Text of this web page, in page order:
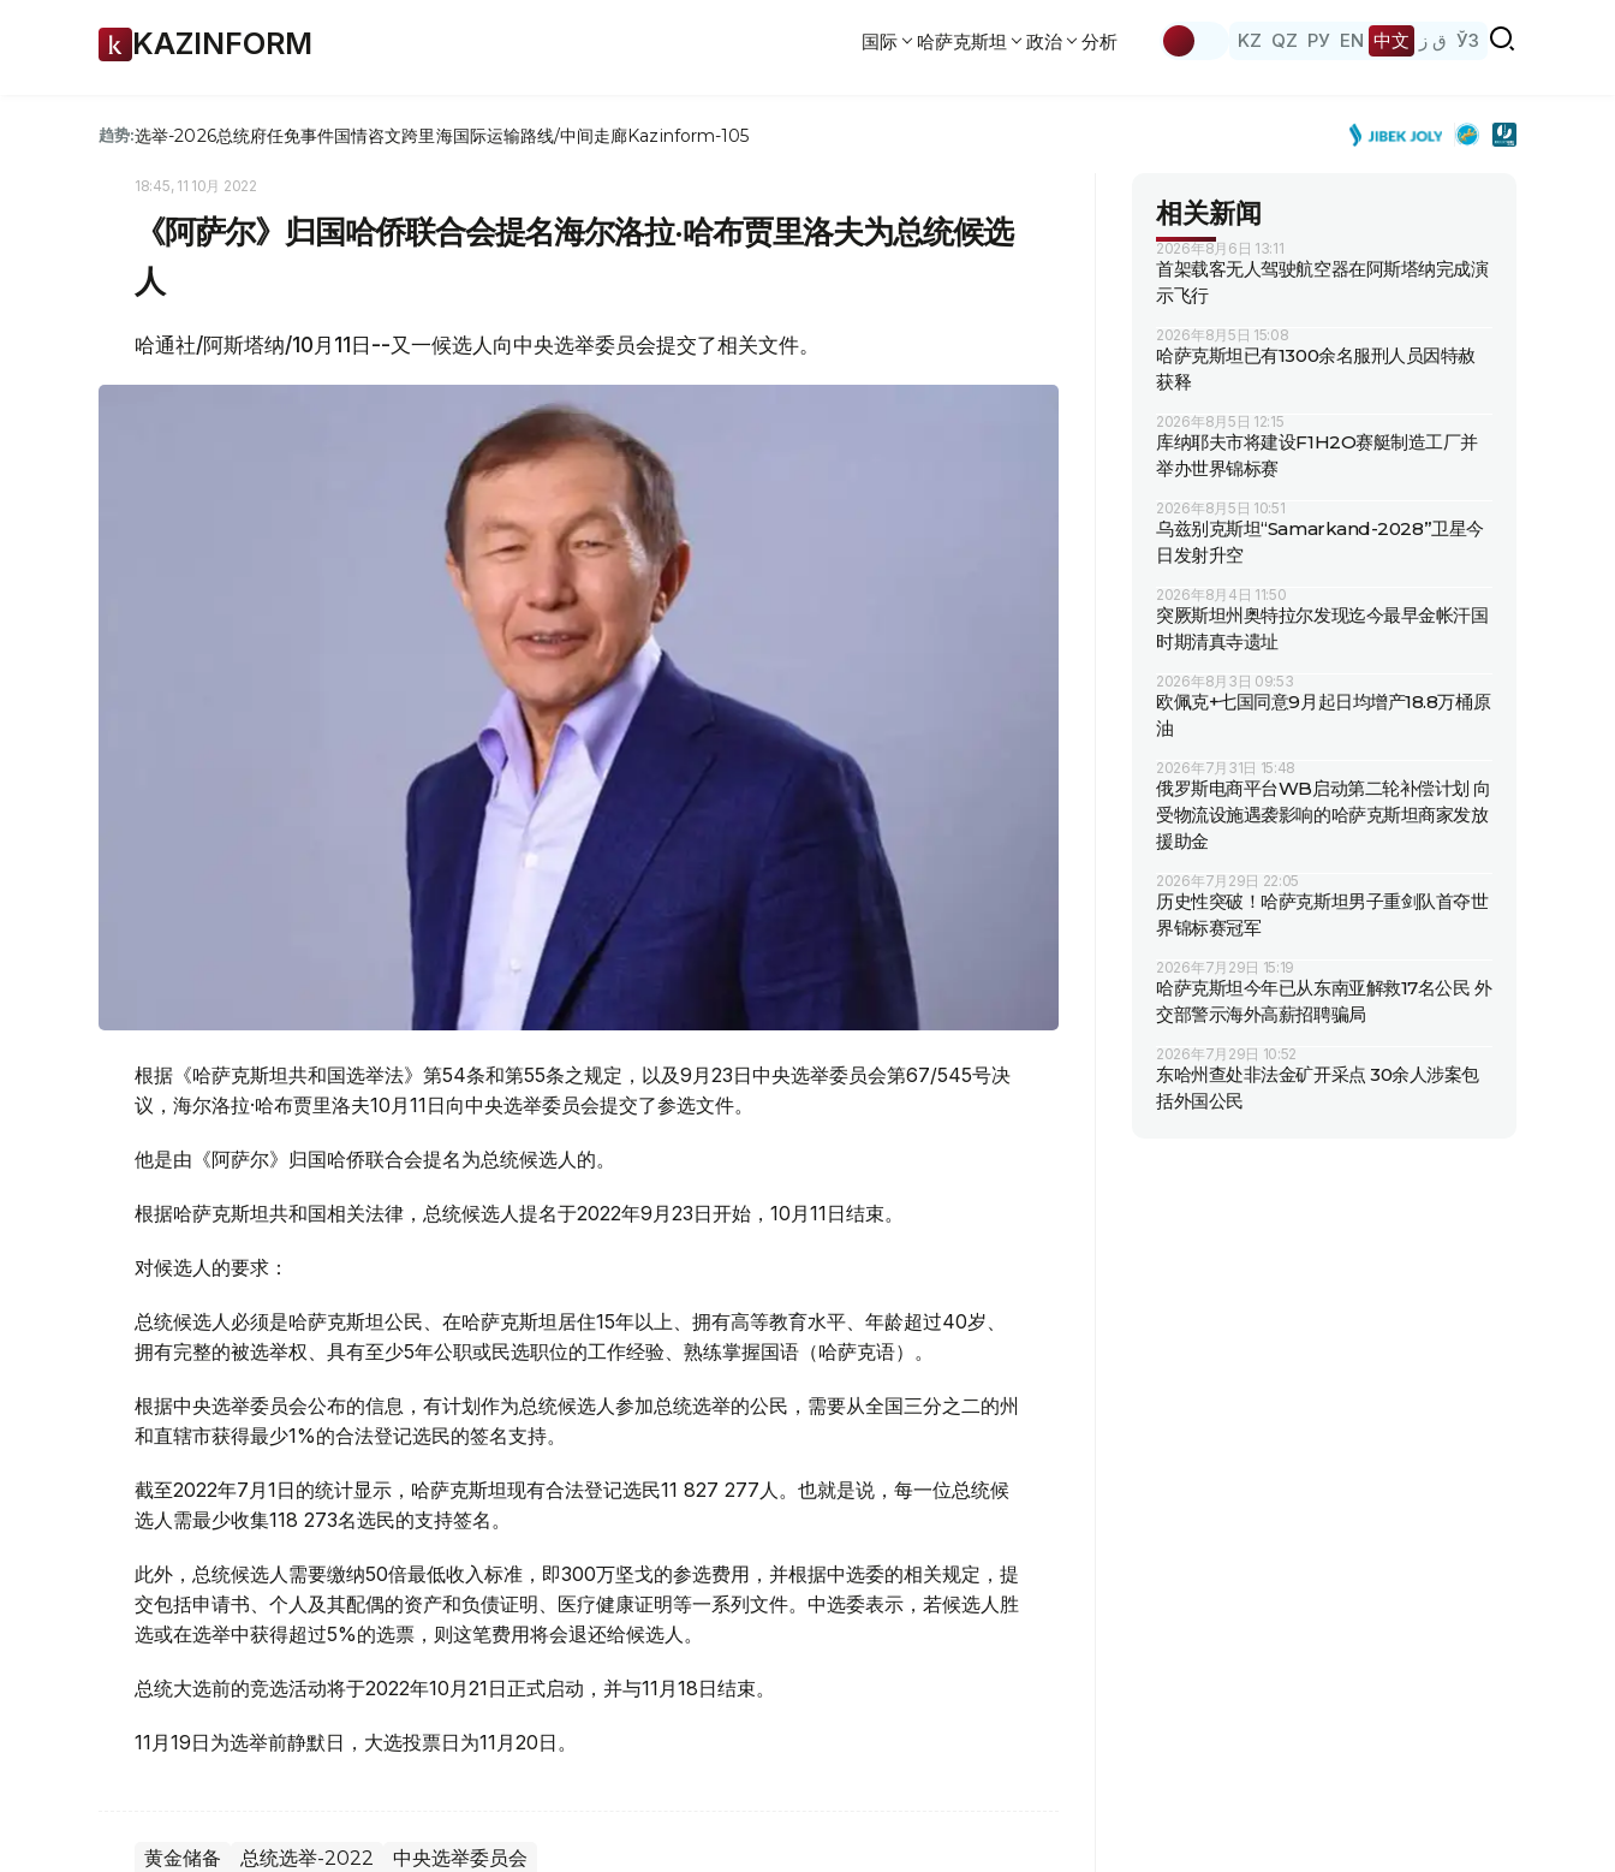
KAZINFORM 国际 哈萨克斯坦 政治 分析 KZ QZ РУ EN 中文 ق ز ЎЗ
趋势:选举-2026总统府任免事件国情咨文跨里海国际运输路线/中间走廊Kazinform-105
18:45, 11 10月 2022
《阿萨尔》归国哈侨联合会提名海尔洛拉·哈布贾里洛夫为总统候选
人
哈通社/阿斯塔纳/10月11日--又一候选人向中央选举委员会提交了相关文件。
根据《哈萨克斯坦共和国选举法》第54条和第55条之规定，以及9月23日中央选举委员会第67/545号决
议，海尔洛拉·哈布贾里洛夫10月11日向中央选举委员会提交了参选文件。
他是由《阿萨尔》归国哈侨联合会提名为总统候选人的。
根据哈萨克斯坦共和国相关法律，总统候选人提名于2022年9月23日开始，10月11日结束。
对候选人的要求：
总统候选人必须是哈萨克斯坦公民、在哈萨克斯坦居住15年以上、拥有高等教育水平、年龄超过40岁、
拥有完整的被选举权、具有至少5年公职或民选职位的工作经验、熟练掌握国语（哈萨克语）。
根据中央选举委员会公布的信息，有计划作为总统候选人参加总统选举的公民，需要从全国三分之二的州
和直辖市获得最少1%的合法登记选民的签名支持。
截至2022年7月1日的统计显示，哈萨克斯坦现有合法登记选民11 827 277人。也就是说，每一位总统候
选人需最少收集118 273名选民的支持签名。
此外，总统候选人需要缴纳50倍最低收入标准，即300万坚戈的参选费用，并根据中选委的相关规定，提
交包括申请书、个人及其配偶的资产和负债证明、医疗健康证明等一系列文件。中选委表示，若候选人胜
选或在选举中获得超过5%的选票，则这笔费用将会退还给候选人。
总统大选前的竞选活动将于2022年10月21日正式启动，并与11月18日结束。
11月19日为选举前静默日，大选投票日为11月20日。
黄金储备 总统选举-2022 中央选举委员会
相关新闻
2026年8月6日 13:11
首架载客无人驾驶航空器在阿斯塔纳完成演
示飞行
2026年8月5日 15:08
哈萨克斯坦已有1300余名服刑人员因特赦
获释
2026年8月5日 12:15
库纳耶夫市将建设F1H2O赛艇制造工厂并
举办世界锦标赛
2026年8月5日 10:51
乌兹别克斯坦“Samarkand-2028”卫星今
日发射升空
2026年8月4日 11:50
突厥斯坦州奥特拉尔发现迄今最早金帐汗国
时期清真寺遗址
2026年8月3日 09:53
欧佩克+七国同意9月起日均增产18.8万桶原
油
2026年7月31日 15:48
俄罗斯电商平台WB启动第二轮补偿计划 向
受物流设施遇袭影响的哈萨克斯坦商家发放
援助金
2026年7月29日 22:05
历史性突破！哈萨克斯坦男子重剑队首夺世
界锦标赛冠军
2026年7月29日 15:19
哈萨克斯坦今年已从东南亚解救17名公民 外
交部警示海外高薪招聘骗局
2026年7月29日 10:52
东哈州查处非法金矿开采点 30余人涉案包
括外国公民